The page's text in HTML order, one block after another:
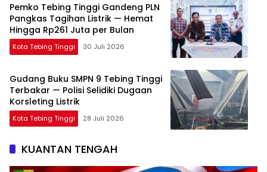
Pemko Tebing Tinggi Gandeng PLN
Pangkas Tagihan Listrik — Hemat
Hingga Rp261 Juta per Bulan
Kota Tebing Tinggi 30 Juli 2026
Gudang Buku SMPN 9 Tebing Tinggi
Terbakar — Polisi Selidiki Dugaan
Korsleting Listrik
Kota Tebing Tinggi 28 Juli 2026
KUANTAN TENGAH